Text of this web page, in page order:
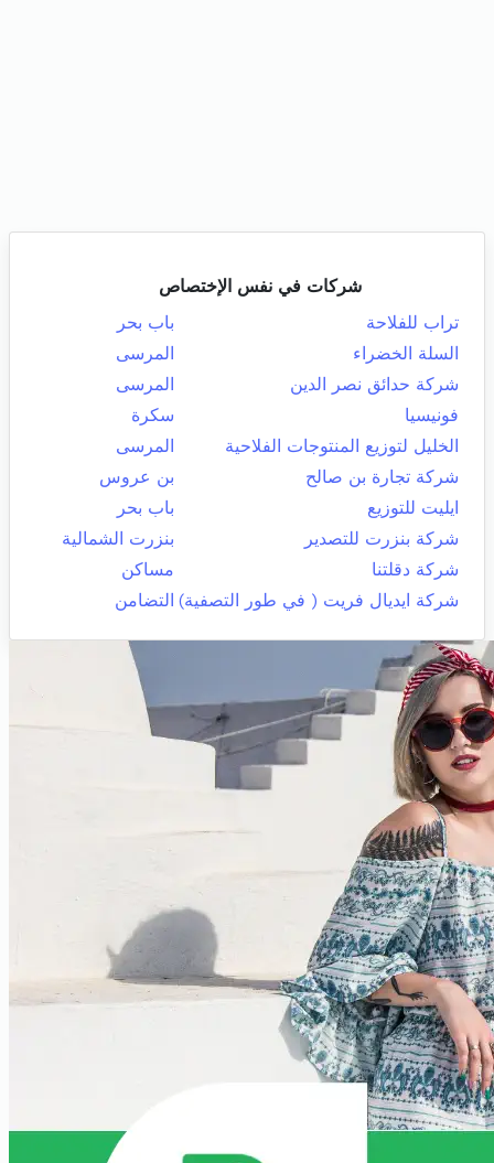
شركات في نفس الإختصاص
تراب للفلاحة
باب بحر
السلة الخضراء
المرسى
شركة حدائق نصر الدين
المرسى
فونيسيا
سكرة
الخليل لتوزيع المنتوجات الفلاحية
المرسى
شركة تجارة بن صالح
بن عروس
ايليت للتوزيع
باب بحر
شركة بنزرت للتصدير
بنزرت الشمالية
شركة دقلتنا
مساكن
شركة ايديال فريت ( في طور التصفية) التضامن